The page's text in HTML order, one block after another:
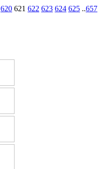
620 621 622 623 624 625 ..657